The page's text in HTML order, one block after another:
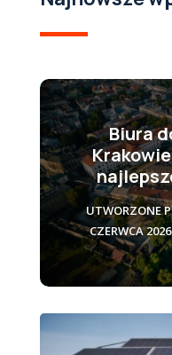
Biura
UTWORZONE
CZERWCA 2026